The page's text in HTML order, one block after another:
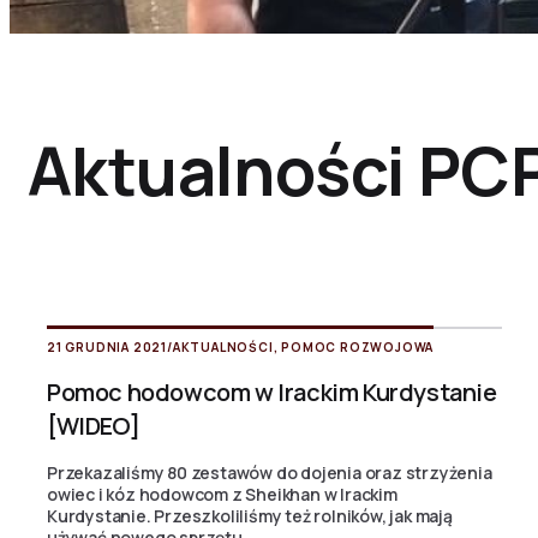
Aktualności
21 GRUDNIA 2021/AKTUALNOŚCI,POMOC ROZWOJOWA
Pomoc hodowcom w Irackim Kurdystanie
[WIDEO]
Przekazaliśmy 80 zestawów do dojenia oraz strzyżenia
owiec i kóz hodowcom z Sheikhan w Irackim
Kurdystanie. Przeszkoliliśmy też rolników, jak mają